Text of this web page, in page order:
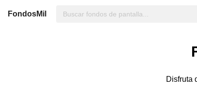
FondosMil
Disfruta